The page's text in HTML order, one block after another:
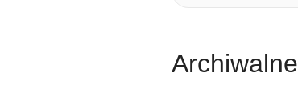
Archiwalne